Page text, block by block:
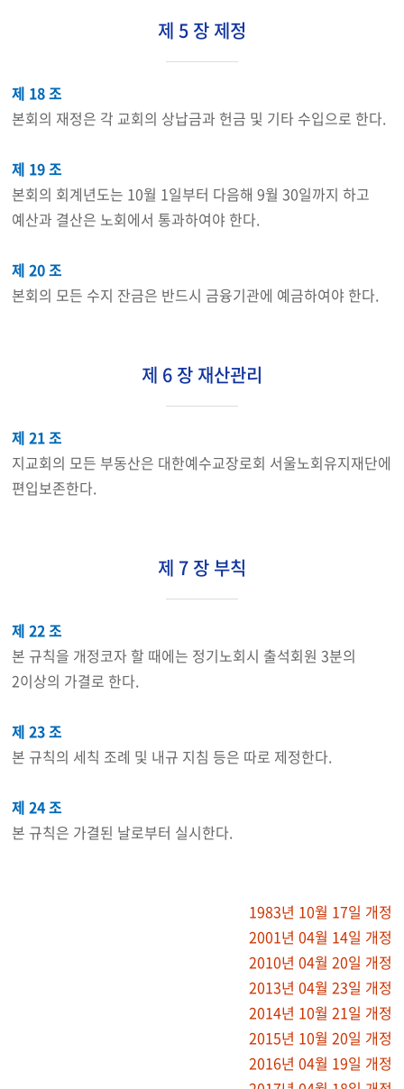
제 5 장 제정
제 18 조
본회의 재정은 각 교회의 상납금과 헌금 및 기타 수입으로 한다.
제 19 조
본회의 회계년도는 10월 1일부터 다음해 9월 30일까지 하고
예산과 결산은 노회에서 통과하여야 한다.
제 20 조
본회의 모든 수지 잔금은 반드시 금융기관에 예금하여야 한다.
제 6 장 재산관리
제 21 조
지교회의 모든 부동산은 대한예수교장로회 서울노회유지재단에
편입보존한다.
제 7 장 부칙
제 22 조
본 규칙을 개정코자 할 때에는 정기노회시 출석회원 3분의
2이상의 가결로 한다.
제 23 조
본 규칙의 세칙 조례 및 내규 지침 등은 따로 제정한다.
제 24 조
본 규칙은 가결된 날로부터 실시한다.
1983년 10월 17일 개정
2001년 04월 14일 개정
2010년 04월 20일 개정
2013년 04월 23일 개정
2014년 10월 21일 개정
2015년 10월 20일 개정
2016년 04월 19일 개정